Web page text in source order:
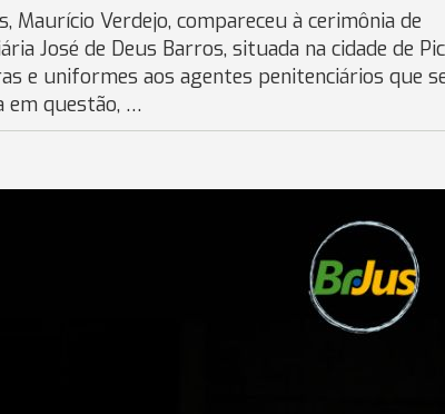
Verdejo, compareceu à cerimônia de
José de Deus Barros, situada na cidade de
e uniformes aos agentes penitenciários que
em questão, …